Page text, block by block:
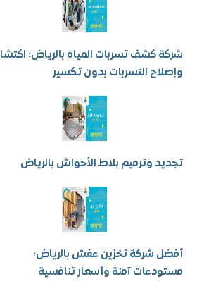
كشف تسربات المياه بالرياض: اكتشاف
التسربات بدون تكسير
وترميم بلاط الأحواش بالرياض
شركة تخزين عفش بالرياض:
آمنة وأسعار تنافسية